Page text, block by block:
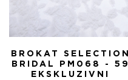
BROKAT SELECTION
BRIDAL PM068 - 59
EKSKLUZIVNI